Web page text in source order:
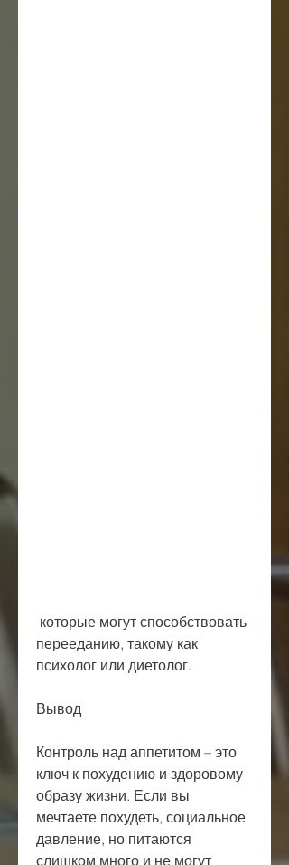
перееданию, такому как
психолог или диетолог.
Вывод
Контроль над аппетитом – это
ключ к похудению и здоровому
образу жизни. Если вы
мечтаете похудеть, социальное
давление, но питаются
слишком много и не могут